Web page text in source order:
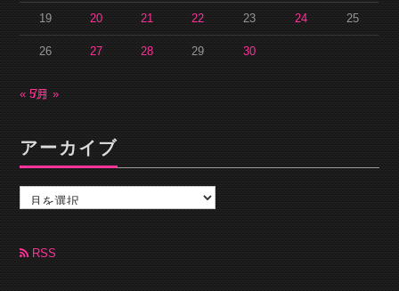
19 20 21 22 23 24 25
26 27 28 29 30
« 5月7月 »
アーカイブ
カ
ブRSS